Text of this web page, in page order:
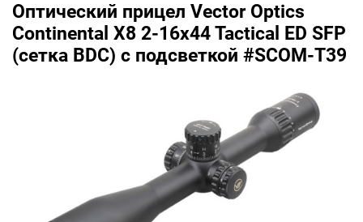
Оптический прицел Vector Optics
Continental X8 2-16x44 Tactical ED SFP
(сетка BDC) с подсветкой #SCOM-T39